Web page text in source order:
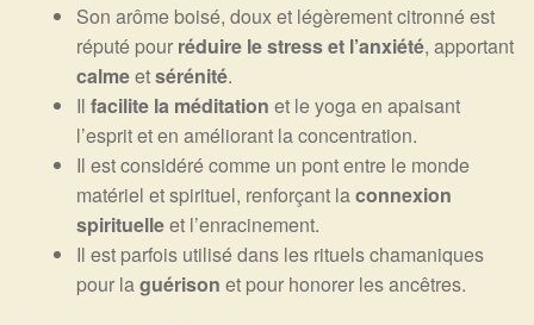
Son arôme boisé, doux et légèrement citronné est
réputé pour réduire le stress et l’anxiété, apportant
calmeetsérénité.
Il facilite la méditation et le yoga en apaisant
l’esprit et en améliorant la concentration.
Il est considéré comme un pont entre le monde
matériel et spirituel, renforçant la connexion
spirituelleet l’enracinement.
Il est parfois utilisé dans les rituels chamaniques
pour la guérison et pour honorer les ancêtres.